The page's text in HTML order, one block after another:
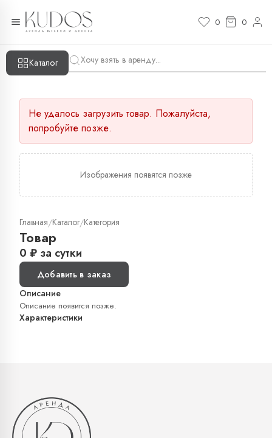
0 0
Каталог
Не удалось загрузить товар. Пожалуйста,
попробуйте позже.
Изображения появятся позже
Главная/Каталог/Категория
Товар
0 ₽ за сутки
Добавить в заказ
Описание
Описание появится позже.
Характеристики